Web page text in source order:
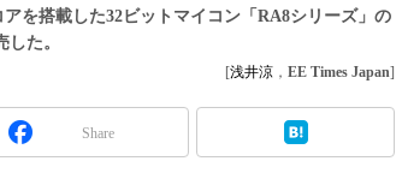
電源設計（EDN Japan）
てみよう
と、次の10年
を搭載した32ビットマイコン「RA8シリーズ」の
た。
[浅井涼 ， EE Times Japan]
Share